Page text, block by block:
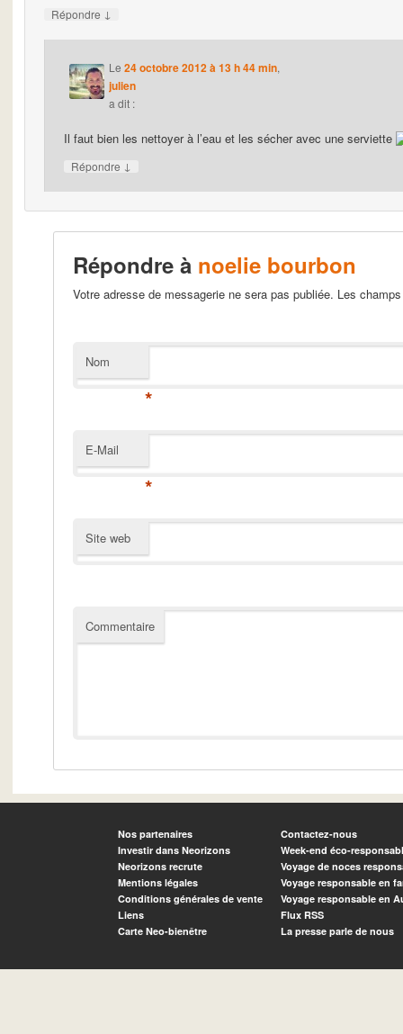
Répondre ↓
Le24 octobre 2012 à 13 h 44 min,
julien
a dit :
Il faut bien les nettoyer à l’eau et les sécher avec une serviette
Répondre ↓
Répondre à noelie bourbon
Votre adresse de messagerie ne sera pas publiée. Les
Nom
*
E-Mail
*
Site web
Commentaire
Nos partenaires
Investir dans Neorizons
Neorizons recrute
Mentions légales
Conditions générales de vente
Liens
Carte Neo-bienêtre
Contactez-nous
Week-end éco-
Voyage de noces
Voyage responsable en
Voyage responsable en
Flux RSS
La presse parle de nous